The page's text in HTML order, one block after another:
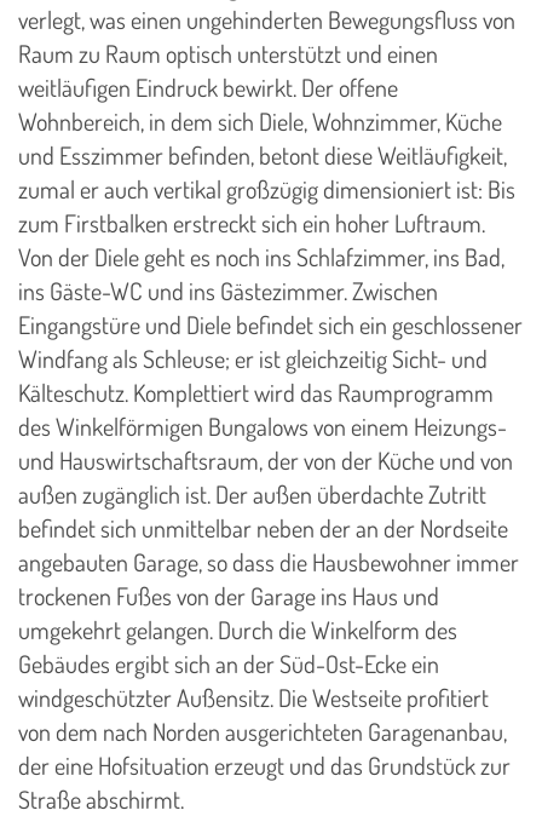
verlegt, was einen ungehinderten Bewegungsfluss von
Raum zu Raum optisch unterstützt und einen
weitläufigen Eindruck bewirkt. Der offene
Wohnbereich, in dem sich Diele, Wohnzimmer, Küche
und Esszimmer befinden, betont diese Weitläufigkeit,
zumal er auch vertikal großzügig dimensioniert ist: Bis
zum Firstbalken erstreckt sich ein hoher Luftraum.
Von der Diele geht es noch ins Schlafzimmer, ins Bad,
ins Gäste-WC und ins Gästezimmer. Zwischen
Eingangstüre und Diele befindet sich ein geschlossener
Windfang als Schleuse; er ist gleichzeitig Sicht- und
Kälteschutz. Komplettiert wird das Raumprogramm
des Winkelförmigen Bungalows von einem Heizungs-
und Hauswirtschaftsraum, der von der Küche und von
außen zugänglich ist. Der außen überdachte Zutritt
befindet sich unmittelbar neben der an der Nordseite
angebauten Garage, so dass die Hausbewohner immer
trockenen Fußes von der Garage ins Haus und
umgekehrt gelangen. Durch die Winkelform des
Gebäudes ergibt sich an der Süd-Ost-Ecke ein
windgeschützter Außensitz. Die Westseite profitiert
von dem nach Norden ausgerichteten Garagenanbau,
der eine Hofsituation erzeugt und das Grundstück zur
Straße abschirmt.